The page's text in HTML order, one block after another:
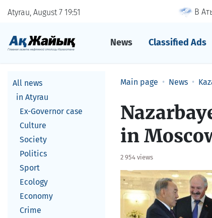
Atyrau, August 7 1951 В
News Classified Ads
All news
in Atyrau
Ex-Governor case
Culture
Society
Politics
Sport
Ecology
Economy
Crime
Main page News
in
2 954 views